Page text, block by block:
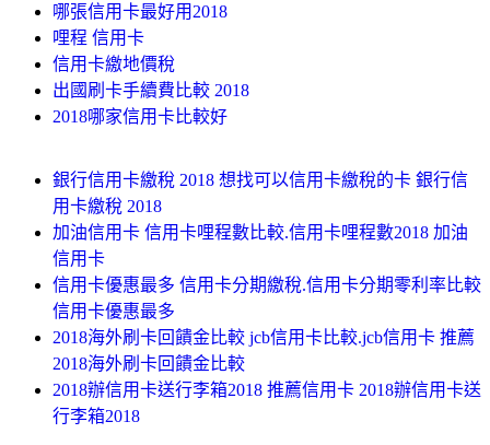
哪張信用卡最好用2018
哩程 信用卡
信用卡繳地價稅
出國刷卡手續費比較 2018
2018哪家信用卡比較好
銀行信用卡繳稅 2018 想找可以信用卡繳稅的卡 銀行信
用卡繳稅 2018
加油信用卡 信用卡哩程數比較.信用卡哩程數2018 加油
信用卡
信用卡優惠最多 信用卡分期繳稅.信用卡分期零利率比較
信用卡優惠最多
2018海外刷卡回饋金比較 jcb信用卡比較.jcb信用卡 推薦
2018海外刷卡回饋金比較
2018辦信用卡送行李箱2018 推薦信用卡 2018辦信用卡送
行李箱2018